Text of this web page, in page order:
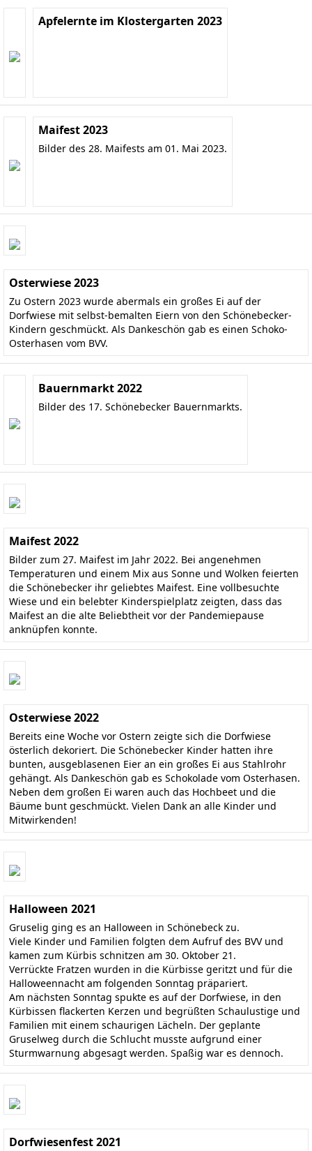
Apfelernte im Klostergarten 2023
Maifest 2023
Bilder des 28. Maifests am 01. Mai 2023.
Osterwiese 2023
Zu Ostern 2023 wurde abermals ein großes Ei auf der
Dorfwiese mit selbst-bemalten Eiern von den Schönebecker-
Kindern geschmückt. Als Dankeschön gab es einen Schoko-
Osterhasen vom BVV.
Bauernmarkt 2022
Bilder des 17. Schönebecker Bauernmarkts.
Maifest 2022
Bilder zum 27. Maifest im Jahr 2022. Bei angenehmen
Temperaturen und einem Mix aus Sonne und Wolken feierten
die Schönebecker ihr geliebtes Maifest. Eine vollbesuchte
Wiese und ein belebter Kinderspielplatz zeigten, dass das
Maifest an die alte Beliebtheit vor der Pandemiepause
anknüpfen konnte.
Osterwiese 2022
Bereits eine Woche vor Ostern zeigte sich die Dorfwiese
österlich dekoriert. Die Schönebecker Kinder hatten ihre
bunten, ausgeblasenen Eier an ein großes Ei aus Stahlrohr
gehängt. Als Dankeschön gab es Schokolade vom Osterhasen.
Neben dem großen Ei waren auch das Hochbeet und die
Bäume bunt geschmückt. Vielen Dank an alle Kinder und
Mitwirkenden!
Halloween 2021
Gruselig ging es an Halloween in Schönebeck zu.
Viele Kinder und Familien folgten dem Aufruf des BVV und
kamen zum Kürbis schnitzen am 30. Oktober 21.
Verrückte Fratzen wurden in die Kürbisse geritzt und für die
Halloweennacht am folgenden Sonntag präpariert.
Am nächsten Sonntag spukte es auf der Dorfwiese, in den
Kürbissen flackerten Kerzen und begrüßten Schaulustige und
Familien mit einem schaurigen Lächeln. Der geplante
Gruselweg durch die Schlucht musste aufgrund einer
Sturmwarnung abgesagt werden. Spaßig war es dennoch.
Dorfwiesenfest 2021